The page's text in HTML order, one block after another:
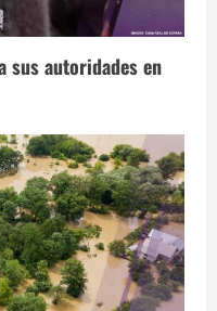
sus autoridades en